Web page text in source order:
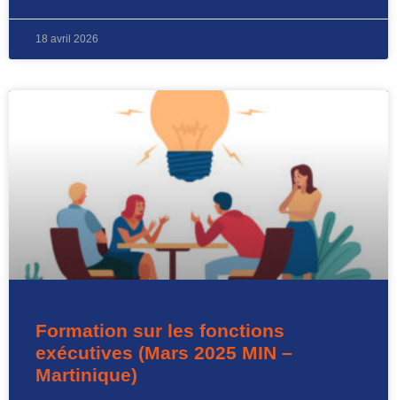
18 avril 2026
Formation sur les fonctions
exécutives (Mars 2025 MIN –
Martinique)